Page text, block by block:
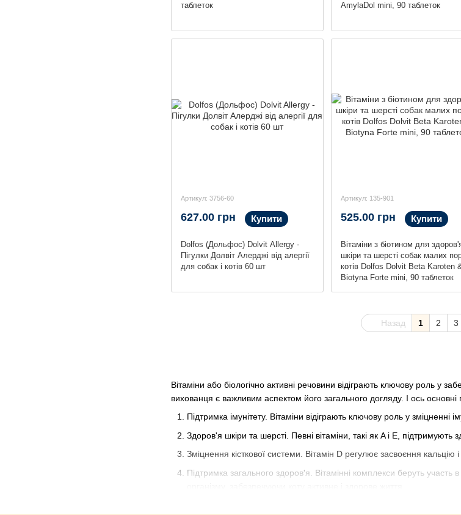
Вітаміни або біологічно активні речовини відіграють ключову роль у
вихованця є важливим аспектом його загального догляду. І ось
Підтримка імунітету. Вітаміни відіграють ключову роль у
Здоров'я шкіри та шерсті. Певні вітаміни, такі як A і E,
Зміцнення кісткової системи. Вітамін D регулює засвоєння кальцію
Підтримка загального здоров'я. Вітамінні комплекси беруть
таблеток
AmylaDol mini, 90 таблеток
Артикул: 3756-60
Dolfos (Дольфос) Dolvit Allergy -
Пігулки Долвіт Алерджі від алергії
для собак і котів 60 шт
627.00 грн Купити
Артикул: 135-901
Вітаміни з біотином для
шкіри та шерсті собак малих
котів Dolfos Dolvit Beta Karoten
Biotyna Forte mini, 90 таблеток
525.00 грн Купити
Назад 1 2 3